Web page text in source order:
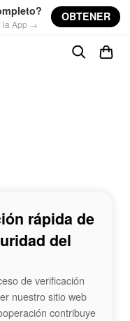
la App →
OBTENER
rápida de
del
de verificación
nuestro sitio web
contribuye